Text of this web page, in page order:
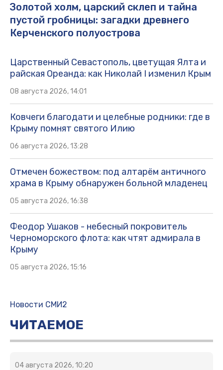
Золотой холм, царский склеп и тайна
пустой гробницы: загадки древнего
Керченского полуострова
Царственный Севастополь, цветущая Ялта и
райская Ореанда: как Николай I изменил Крым
08 августа 2026, 14:01
Ковчеги благодати и целебные родники: где в
Крыму помнят святого Илию
06 августа 2026, 13:28
Отмечен божеством: под алтарём античного
храма в Крыму обнаружен больной младенец
05 августа 2026, 16:38
Феодор Ушаков - небесный покровитель
Черноморского флота: как чтят адмирала в
Крыму
05 августа 2026, 15:16
Новости СМИ2
ЧИТАЕМОЕ
04 августа 2026, 10:20